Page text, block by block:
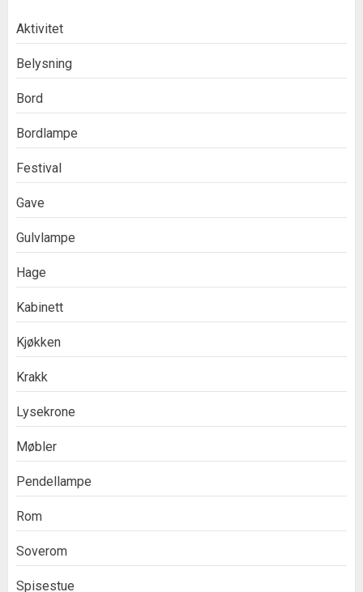
Aktivitet
Belysning
Bord
Bordlampe
Festival
Gave
Gulvlampe
Hage
Kabinett
Kjøkken
Krakk
Lysekrone
Møbler
Pendellampe
Rom
Soverom
Spisestue